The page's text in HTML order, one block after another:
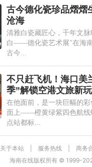
古今德化瓷珍品熠熠
沧海
清雅白瓷藏匠心，千年文
白——德化瓷艺术展"在海
古今...
不只赶飞机！海口美
季”解锁空港文旅新
在他面前，是一块巨幅的
面上——橙黄绿紫四色航线
点站都标...
关于本站 服务热线
商务
海南在线版权所有 © 1999-